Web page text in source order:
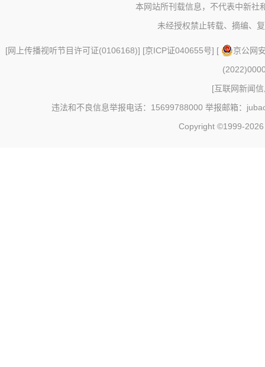
本网站所刊载信息，不代表中新社
未经授权禁止转载、摘编、
[网上传播视听节目许可证(0106168)] [京ICP证040655号] [
京公网
[互联网新闻
违法和不良信息举报电话：15699788000 举报邮箱：
Copyright ©1999-